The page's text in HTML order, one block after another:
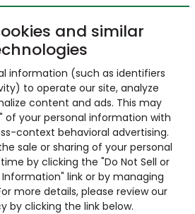
and similar
information (such as identifiers
to operate our site, analyze
content and ads. This may
of your personal information with
context behavioral advertising.
sale or sharing of your personal
by clicking the "Do Not Sell or
Information" link or by managing
more details, please review our
by clicking the link below.